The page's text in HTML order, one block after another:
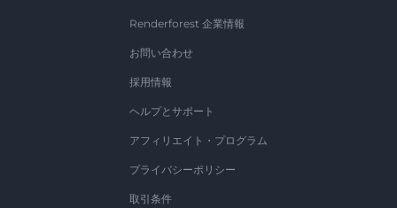
Renderforest 企業情報
お問い合わせ
採用情報
ヘルプとサポート
アフィリエイト・プログラム
プライバシーポリシー
取引条件